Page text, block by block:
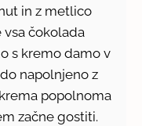
in z metlico
čokolada
s kremo damo v
napolnjeno z
popolnoma
začne gostiti.